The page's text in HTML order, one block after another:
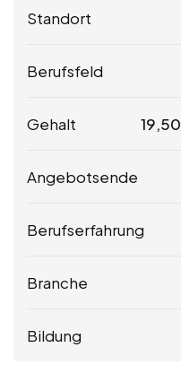
Standort
Berufsfeld
Gehalt 19,50
Angebotsende
Berufserfahrung
Branche
Bildung